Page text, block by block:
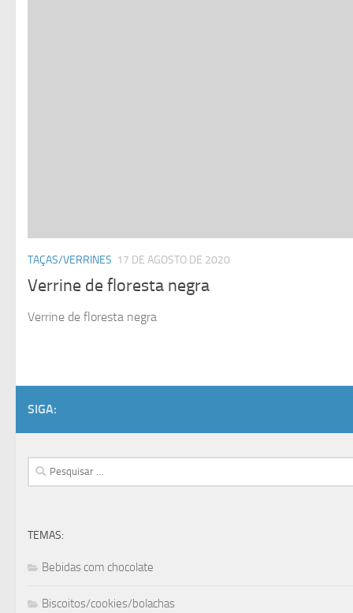
TAÇAS/VERRINES 17 DE AGOSTO DE 2020
Verrine de floresta negra
Verrine de floresta negra
SIGA:
Pesquisar
por:
TEMAS:
Bebidas com chocolate
Biscoitos/cookies/bolachas